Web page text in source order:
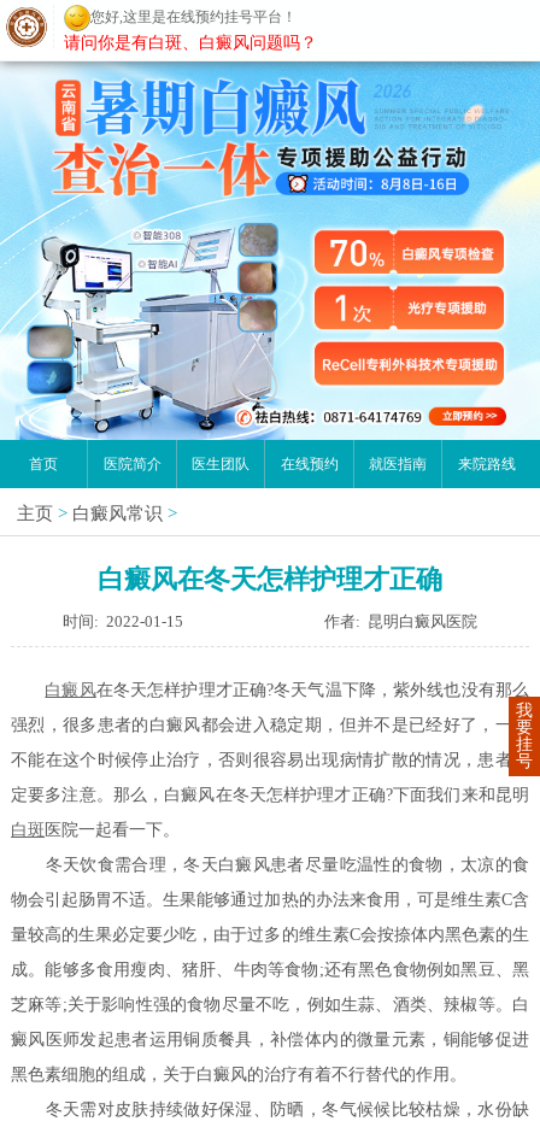
昆明白癜风医院
首页 医院简介 医生团队 在线预约 就医指南 来院路线
主页 > 白癜风常识 >
白癜风在冬天怎样护理才正确
时间: 2022-01-15 作者: 昆明白癜风医院
白癜风在冬天怎样护理才正确?冬天气温下降，紫外线也没有那么
强烈，很多患者的白癜风都会进入稳定期，但并不是已经好了，一定
不能在这个时候停止治疗，否则很容易出现病情扩散的情况，患者一
定要多注意。那么，白癜风在冬天怎样护理才正确?下面我们来和昆明
白斑 医院一起看一下。
冬天饮食需合理，冬天白癜风患者尽量吃温性的食物，太凉的食
物会引起肠胃不适。生果能够通过加热的办法来食用，可是维生素C含
量较高的生果必定要少吃，由于过多的维生素C会按捺体内黑色素的生
成。能够多食用瘦肉、猪肝、牛肉等食物;还有黑色食物例如黑豆、黑
芝麻等;关于影响性强的食物尽量不吃，例如生蒜、酒类、辣椒等。白
癜风医师发起患者运用铜质餐具，补偿体内的微量元素，铜能够促进
黑色素细胞的组成，关于白癜风的治疗有着不行替代的作用。
冬天需对皮肤持续做好保湿、防晒，冬气候候比较枯燥，水份缺
我
要
挂
号
您好,这里是在线预约挂号平台！
请问你是有白斑、白癜风问题吗？